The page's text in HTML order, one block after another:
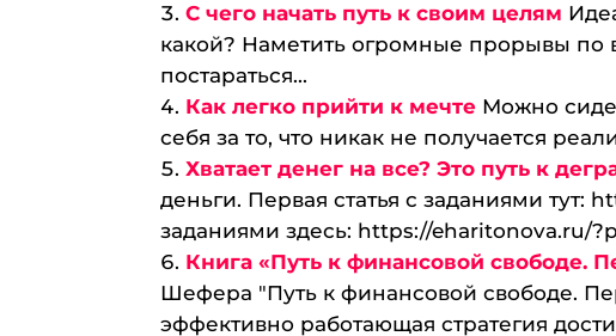
С чего начать путь к своим целям
какой? Наметить огромные прорывы по
постараться...
Как легко прийти к мечте Можно
себя за то, что никак не получается
Хватает денег на все? Это путь к
деньги. Первая статья с заданиями тут:
заданиями здесь: https://eharitonova.ru/
Книга «Путь к финансовой свободе.
Шефера "Путь к финансовой свободе.
эффективно работающая стратегия